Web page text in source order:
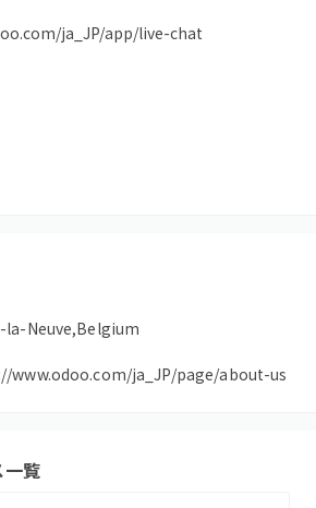
ja_JP/app/live-chat
la-Neuve,Belgium
www.odoo.com/ja_JP/page/about-us
一覧